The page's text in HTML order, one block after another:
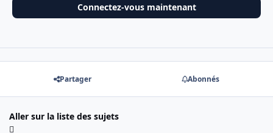
Connectez-vous maintenant
Partager Abonnés
Aller sur la liste des sujets